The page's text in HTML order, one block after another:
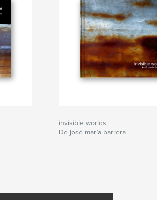
invisible worlds
De josé maría barrera